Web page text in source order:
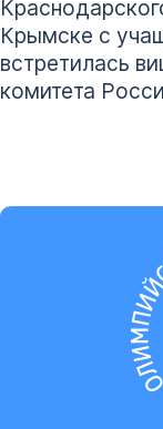
Крымске с
встретилась
комитета